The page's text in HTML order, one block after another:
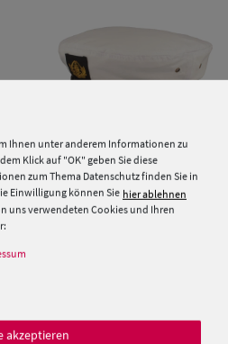
Ihnen unter anderem Informationen zu
Klick auf "OK" geben Sie diese
zum Thema Datenschutz finden Sie in
Einwilligung können Sie hier ablehnen
uns verwendeten Cookies und Ihren
akzeptieren